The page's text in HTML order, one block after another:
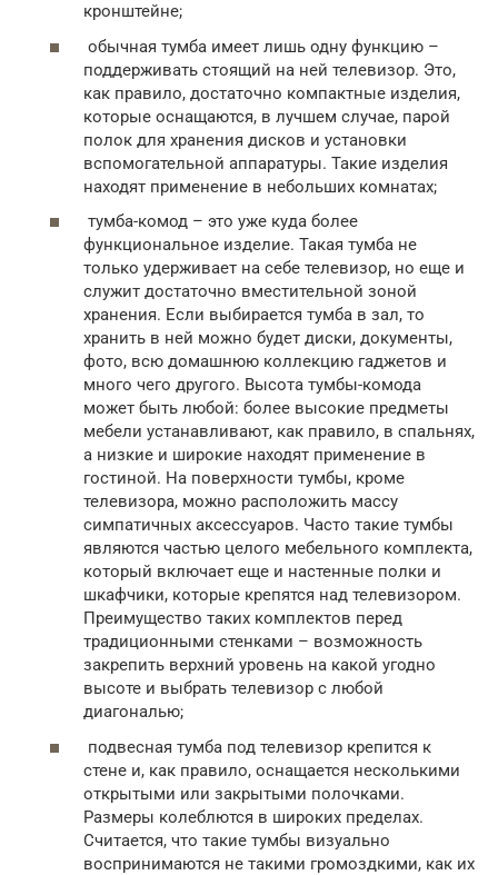
кронштейне;
обычная тумба имеет лишь одну функцию –
поддерживать стоящий на ней телевизор. Это,
как правило, достаточно компактные изделия,
которые оснащаются, в лучшем случае, парой
полок для хранения дисков и установки
вспомогательной аппаратуры. Такие изделия
находят применение в небольших комнатах;
тумба-комод – это уже куда более
функциональное изделие. Такая тумба не
только удерживает на себе телевизор, но еще и
служит достаточно вместительной зоной
хранения. Если выбирается тумба в зал, то
хранить в ней можно будет диски, документы,
фото, всю домашнюю коллекцию гаджетов и
много чего другого. Высота тумбы-комода
может быть любой: более высокие предметы
мебели устанавливают, как правило, в спальнях,
а низкие и широкие находят применение в
гостиной. На поверхности тумбы, кроме
телевизора, можно расположить массу
симпатичных аксессуаров. Часто такие тумбы
являются частью целого мебельного комплекта,
который включает еще и настенные полки и
шкафчики, которые крепятся над телевизором.
Преимущество таких комплектов перед
традиционными стенками – возможность
закрепить верхний уровень на какой угодно
высоте и выбрать телевизор с любой
диагональю;
подвесная тумба под телевизор крепится к
стене и, как правило, оснащается несколькими
открытыми или закрытыми полочками.
Размеры колеблются в широких пределах.
Считается, что такие тумбы визуально
воспринимаются не такими громоздкими, как их